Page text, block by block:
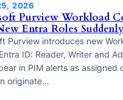
2026
Purview Workload
Entra Roles
Purview introduces new
ID: Reader, Writer and
in PIM alerts as assigned
originate…